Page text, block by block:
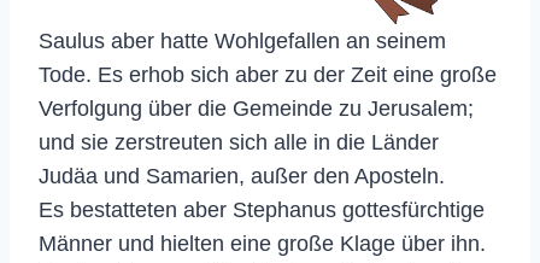
Saulus aber hatte Wohlgefallen an seinem
Tode. Es erhob sich aber zu der Zeit eine große
Verfolgung über die Gemeinde zu Jerusalem;
und sie zerstreuten sich alle in die Länder
Judäa und Samarien, außer den Aposteln.
Es bestatteten aber Stephanus gottesfürchtige
Männer und hielten eine große Klage über ihn.